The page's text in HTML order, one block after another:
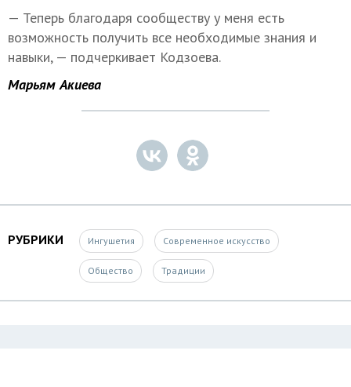
— Теперь благодаря сообществу у меня есть
возможность получить все необходимые знания и
навыки, — подчеркивает Кодзоева.
Марьям Акиева
РУБРИКИ Ингушетия Современное искусство
Общество Традиции